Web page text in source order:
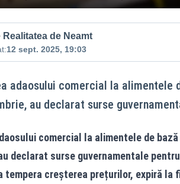
Realitatea de Neamt
12 sept. 2025, 19:03
adaosului comercial la alimentele
au declarat surse
comercial la alimentele de
declarat surse guvernamentale
tempera creșterea prețurilor, expiră la